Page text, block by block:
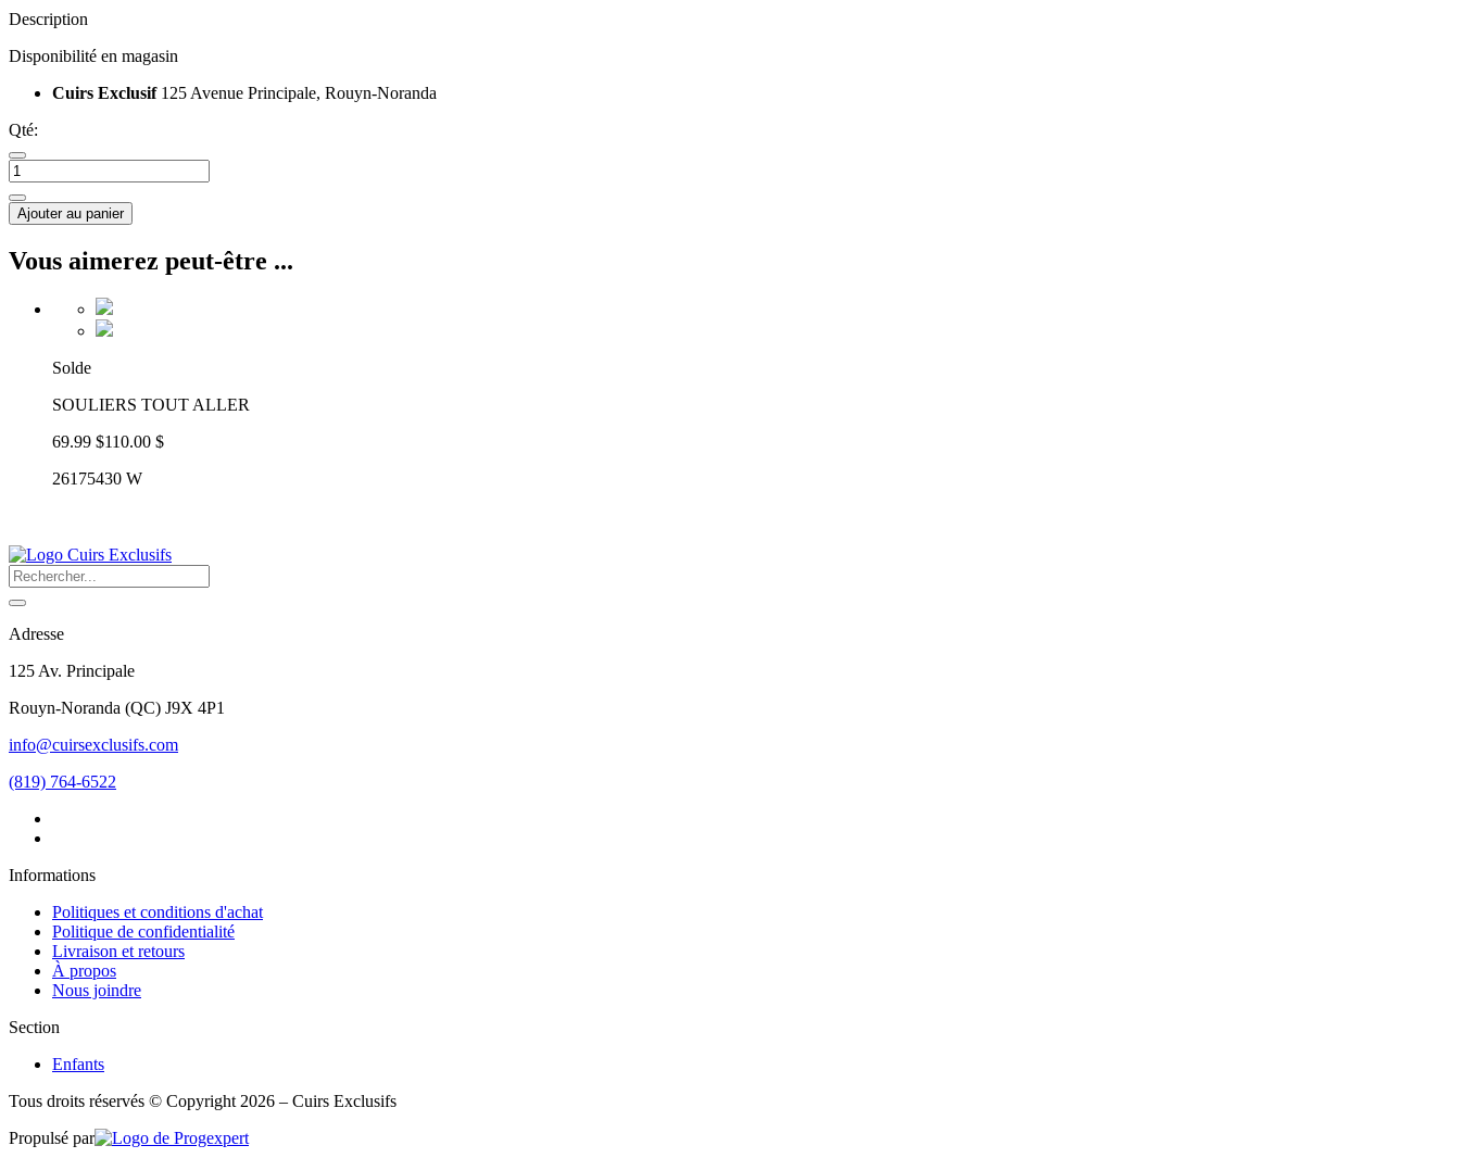
Description
Disponibilité en magasin
Cuirs Exclusif 125 Avenue Principale, Rouyn-Noranda
Qté:
Ajouter au panier
Vous aimerez peut-être ...
Solde
SOULIERS TOUT ALLER
69.99 $110.00 $
26175430 W
Adresse
125 Av. Principale
Rouyn-Noranda (QC) J9X 4P1
info@cuirsexclusifs.com
(819) 764-6522
Informations
Politiques et conditions d'achat
Politique de confidentialité
Livraison et retours
À propos
Nous joindre
Section
Enfants
Tous droits réservés © Copyright 2026 – Cuirs Exclusifs
Propulsé par